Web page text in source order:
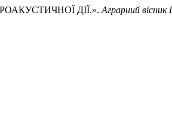
ДІЇ.». Аграрний вісник